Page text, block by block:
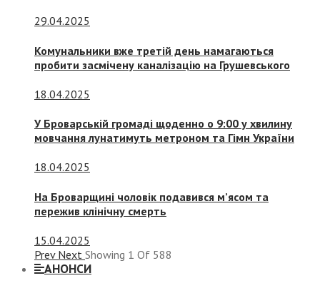
29.04.2025
Комунальники вже третій день намагаються
пробити засмічену каналізацію на Грушевського
18.04.2025
У Броварській громаді щоденно о 9:00 у хвилину
мовчання лунатимуть метроном та Гімн України
18.04.2025
На Броварщині чоловік подавився м’ясом та
пережив клінічну смерть
15.04.2025
Prev Next Showing 1 Of 588
АНОНСИ